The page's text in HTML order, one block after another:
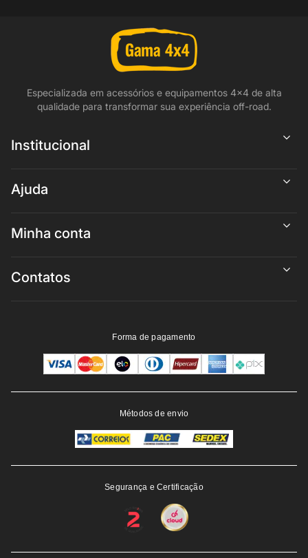
Especializada em acessórios e equipamentos 4x4 de alta
qualidade para transformar sua experiência off-road.
Institucional
Ajuda
Minha conta
Contatos
Forma de pagamento
Métodos de envio
Segurança e Certificação